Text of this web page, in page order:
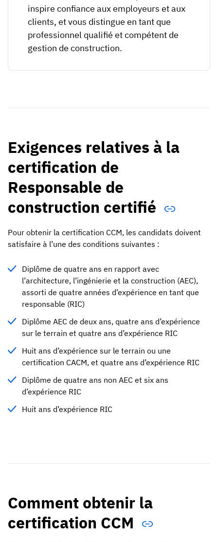
inspire confiance aux employeurs et aux
clients, et vous distingue en tant que
professionnel qualifié et compétent de
gestion de construction.
Exigences relatives à la
certification de
Responsable de
construction certifié
Pour obtenir la certification CCM, les candidats doivent
satisfaire à l’une des conditions suivantes :
Diplôme de quatre ans en rapport avec
l’architecture, l’ingénierie et la construction (AEC),
assorti de quatre années d’expérience en tant que
responsable (RIC)
Diplôme AEC de deux ans, quatre ans d’expérience
sur le terrain et quatre ans d’expérience RIC
Huit ans d’expérience sur le terrain ou une
certification CACM, et quatre ans d’expérience RIC
Diplôme de quatre ans non AEC et six ans
d’expérience RIC
Huit ans d’expérience RIC
Comment obtenir la
certification CCM